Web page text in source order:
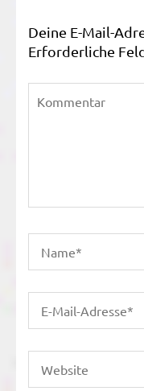
Deine E-Mail-
Erforderliche